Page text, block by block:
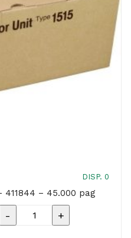
DISP. 0
411844 – 45.000 pag
Ricoh